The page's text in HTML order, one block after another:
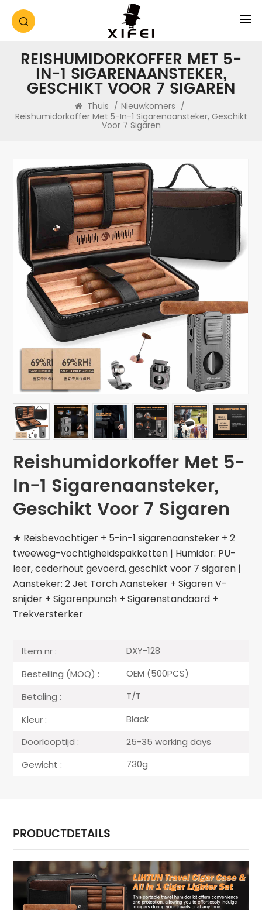
REISHUMIDORKOFFER MET 5-
IN-1 SIGARENAANSTEKER,
GESCHIKT VOOR 7 SIGAREN
Thuis / Nieuwkomers /
Reishumidorkoffer Met 5-In-1 Sigarenaansteker, Geschikt
Voor 7 Sigaren
Reishumidorkoffer Met 5-
In-1 Sigarenaansteker,
Geschikt Voor 7 Sigaren
★ Reisbevochtiger + 5-in-1 sigarenaansteker + 2
tweeweg-vochtigheidspakketten | Humidor: PU-
leer, cederhout gevoerd, geschikt voor 7 sigaren |
Aansteker: 2 Jet Torch Aansteker + Sigaren V-
snijder + Sigarenpunch + Sigarenstandaard +
Trekversterker
Item nr :
DXY-128
Bestelling (MOQ) :
OEM (500PCS)
Betaling :
T/T
Kleur :
Black
Doorlooptijd :
25-35 working days
Gewicht :
730g
PRODUCTDETAILS